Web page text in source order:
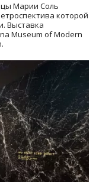
Марии Соль
которой
Выставка
Museum of Modern